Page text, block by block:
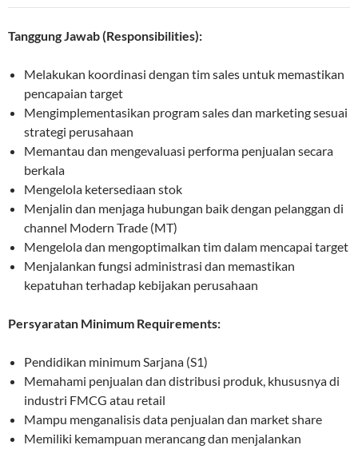
Tanggung Jawab (Responsibilities):
Melakukan koordinasi dengan tim sales untuk memastikan
pencapaian target
Mengimplementasikan program sales dan marketing sesuai
strategi perusahaan
Memantau dan mengevaluasi performa penjualan secara
berkala
Mengelola ketersediaan stok
Menjalin dan menjaga hubungan baik dengan pelanggan di
channel Modern Trade (MT)
Mengelola dan mengoptimalkan tim dalam mencapai target
Menjalankan fungsi administrasi dan memastikan
kepatuhan terhadap kebijakan perusahaan
Persyaratan Minimum Requirements:
Pendidikan minimum Sarjana (S1)
Memahami penjualan dan distribusi produk, khususnya di
industri FMCG atau retail
Mampu menganalisis data penjualan dan market share
Memiliki kemampuan merancang dan menjalankan